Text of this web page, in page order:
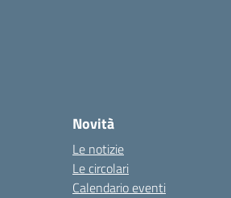
Novità
Le notizie
Le circolari
Calendario eventi